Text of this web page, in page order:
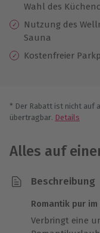
Wahl des
Nutzung des
Sauna
Kostenfreier
* Der Rabatt ist nicht auf
übertragbar. Details
Alles auf
Beschreibung
Romantik pur
Verbringt eine